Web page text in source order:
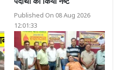
Published On 08 Aug 2026
12:01:33